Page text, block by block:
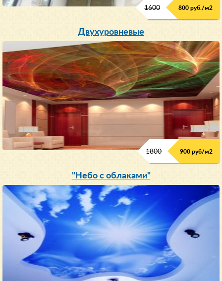
1600 800 руб./м2
Двухуровневые
1800 900 руб/м2
"Небо с облаками"